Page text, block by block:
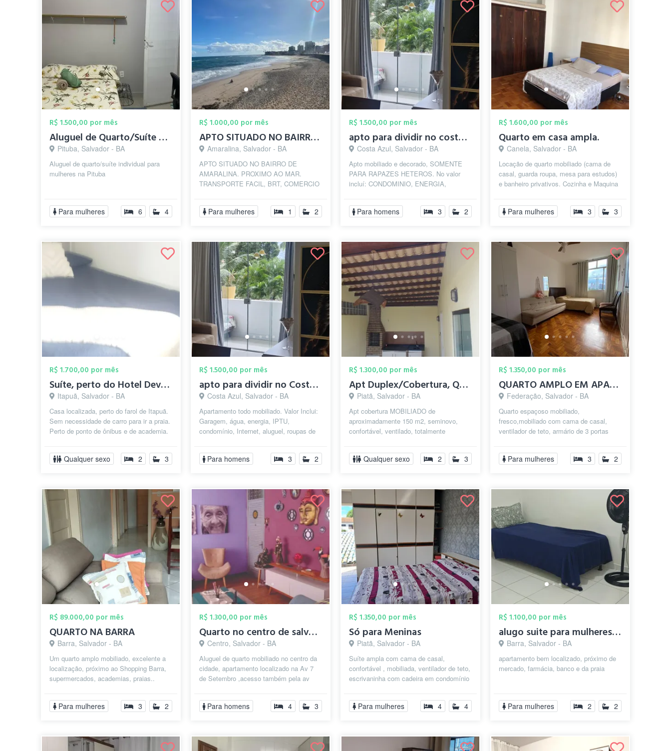
R$ 1.500,00 por mês
Aluguel de Quarto/Suíte para mulheres na...
Pituba, Salvador - BA
Aluguel de quarto/suíte individual para
mulheres na Pituba
Para mulheres 6 4
R$ 1.000,00 por mês
APTO SITUADO NO BAIRRO DE AMARALINA. PRO...
Amaralina, Salvador - BA
APTO SITUADO NO BAIRRO DE
AMARALINA. PROXIMO AO MAR.
TRANSPORTE FACIL, BRT, COMERCIO
SUPERMERCADO, Praias, Farmácias
PROXIMO...
Para mulheres 1 2
R$ 1.500,00 por mês
apto para dividir no costa azul
Costa Azul, Salvador - BA
Apto mobiliado e decorado, SOMENTE
PARA RAPAZES HETEROS. No valor
incluí: CONDOMINIO, ENERGIA,
GÁS DE COZINHA, ROUPAS DE...
Para homens 3 2
R$ 1.600,00 por mês
Quarto em casa ampla.
Canela, Salvador - BA
Locação de quarto mobiliado (cama de
casal, guarda roupa, mesa para estudos)
e banheiro privativos. Cozinha e Maquina
Para mulheres 3 3
R$ 1.700,00 por mês
Suíte, perto do Hotel Deville, farol de ...
Itapuã, Salvador - BA
Casa localizada, perto do farol de Itapuã.
Sem necessidade de carro para ir a praia.
Perto de ponto de ônibus e de academia.
Qualquer sexo 2 3
R$ 1.500,00 por mês
apto para dividir no Costa Azul
Costa Azul, Salvador - BA
Apartamento todo mobiliado. Valor Inclui:
Garagem, água, energia, IPTU,
condomínio, Internet, aluguel, roupas de
Para homens 3 2
R$ 1.300,00 por mês
Apt Duplex/Cobertura, QUARTO a partir d...
Piatã, Salvador - BA
Apt cobertura MOBILIADO de
aproximadamente 150 m2, seminovo,
confortável, ventilado, totalmente
sanfonados em t...
Qualquer sexo 2 3
R$ 1.350,00 por mês
QUARTO AMPLO EM APARTAMENTO MOBILIADO
Federação, Salvador - BA
Quarto espaçoso mobiliado,
fresco,mobiliado com cama de casal,
ventilador de teto, armário de 3 portas
grande (1...
Para mulheres 3 2
R$ 89.000,00 por mês
QUARTO NA BARRA
Barra, Salvador - BA
Um quarto amplo mobiliado, excelente a
localização, próximo ao Shopping Barra,
supermercados, academias, praias..
Para mulheres 3 2
R$ 1.300,00 por mês
Quarto no centro de salvador
Centro, Salvador - BA
Aluguel de quarto mobiliado no centro da
cidade, apartamento localizado na Av 7
de Setembro ,acesso também pela av
Para homens 4 3
R$ 1.350,00 por mês
Só para Meninas
Piatã, Salvador - BA
Suíte ampla com cama de casal,
confortável , mobiliada, ventilador de teto,
escrivaninha com cadeira em condomínio
Para mulheres 4 4
R$ 1.100,00 por mês
alugo suite para mulheres proximo ao por...
Barra, Salvador - BA
apartamento bem localizado, próximo de
mercado, farmácia, banco e da praia
Para mulheres 2 2